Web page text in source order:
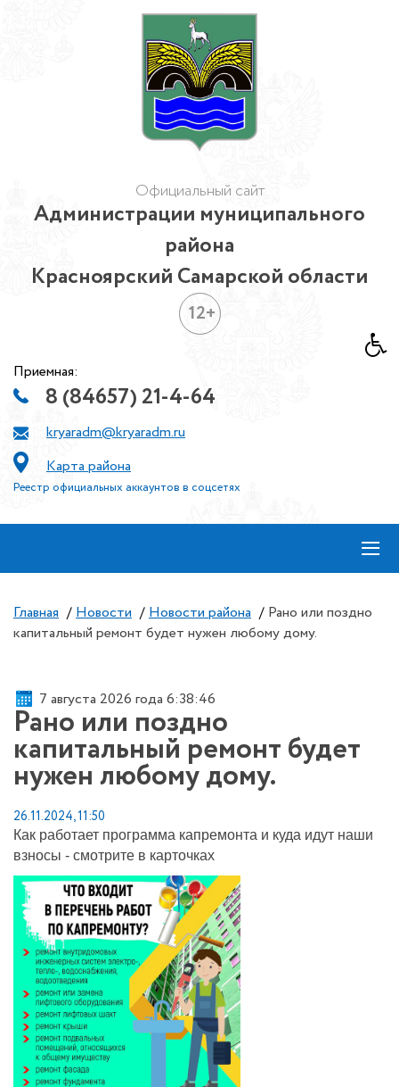
Официальный сайт
Администрации муниципального
района
Красноярский Самарской области
12+
Приемная:
8 (84657) 21-4-64
kryaradm@kryaradm.ru
Карта района
Реестр официальных аккаунтов в соцсетях
≡
Главная / Новости / Новости района / Рано или поздно
капитальный ремонт будет нужен любому дому.
7 августа 2026 года 6:38:47
Рано или поздно
капитальный ремонт будет
нужен любому дому.
26.11.2024, 11:50
Как работает программа капремонта и куда идут наши
взносы - смотрите в карточках